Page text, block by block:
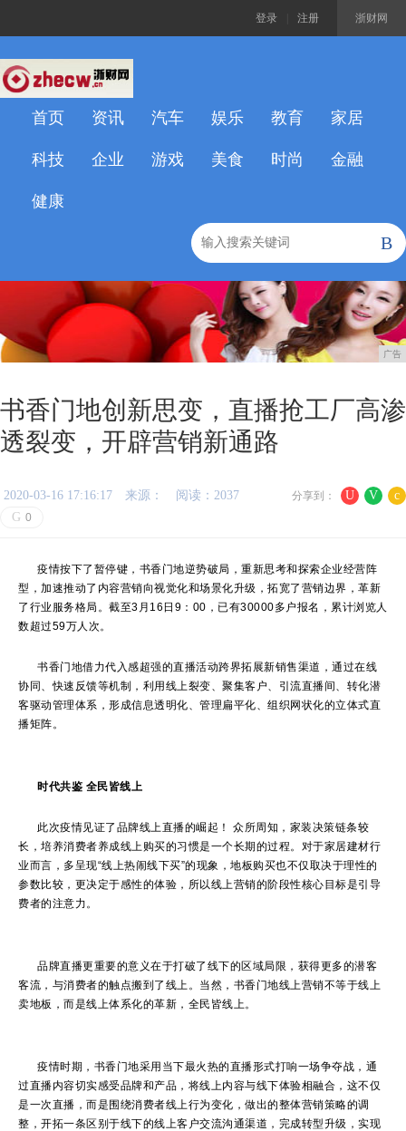
浙财网
登录 注册
首页 资讯 汽车 娱乐 教育 家居
科技 企业 游戏 美食 时尚 金融
健康
B
广告
书香门地创新思变，直播抢工厂高渗
透裂变，开辟营销新通路
U V c
分享到：
2020-03-16 17:16:17 来源：
阅读：2037
G 0
疫情按下了暂停键，书香门地逆势破局，重新思考和探索企业经营阵
型，加速推动了内容营销向视觉化和场景化升级，拓宽了营销边界，革新
了行业服务格局。截至3月16日9：00，已有30000多户报名，累计浏览人
数超过59万人次。
书香门地借力代入感超强的直播活动跨界拓展新销售渠道，通过在线
协同、快速反馈等机制，利用线上裂变、聚集客户、引流直播间、转化潜
客驱动管理体系，形成信息透明化、管理扁平化、组织网状化的立体式直
播矩阵。
时代共鉴 全民皆线上
此次疫情见证了品牌线上直播的崛起！ 众所周知，家装决策链条较
长，培养消费者养成线上购买的习惯是一个长期的过程。对于家居建材行
业而言，多呈现“线上热闹线下买”的现象，地板购买也不仅取决于理性的
参数比较，更决定于感性的体验，所以线上营销的阶段性核心目标是引导
费者的注意力。
品牌直播更重要的意义在于打破了线下的区域局限，获得更多的潜客
客流，与消费者的触点搬到了线上。当然，书香门地线上营销不等于线上
卖地板，而是线上体系化的革新，全民皆线上。
疫情时期，书香门地采用当下最火热的直播形式打响一场争夺战，通
过直播内容切实感受品牌和产品，将线上内容与线下体验相融合，这不仅
是一次直播，而是围绕消费者线上行为变化，做出的整体营销策略的调
整，开拓一条区别于线下的线上客户交流沟通渠道，完成转型升级，实现